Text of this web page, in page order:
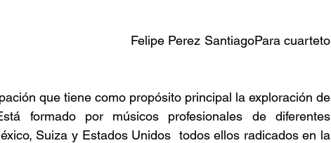
Felipe Perez SantiagoPara cuarteto
que tiene como propósito principal la exploración de
formado por músicos profesionales de diferentes
Suiza y Estados Unidos  todos ellos radicados en la